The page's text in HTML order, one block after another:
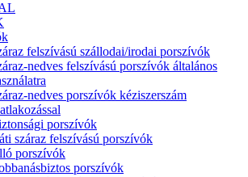
felszívású szállodai/irodai porszívók
nedves felszívású porszívók általános
nedves porszívók kéziszerszám
porszívók
száraz felszívású porszívók
porszívók
porszívók